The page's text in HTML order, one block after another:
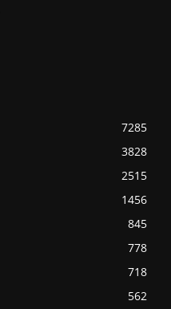
7285
3828
2515
1456
845
778
718
562